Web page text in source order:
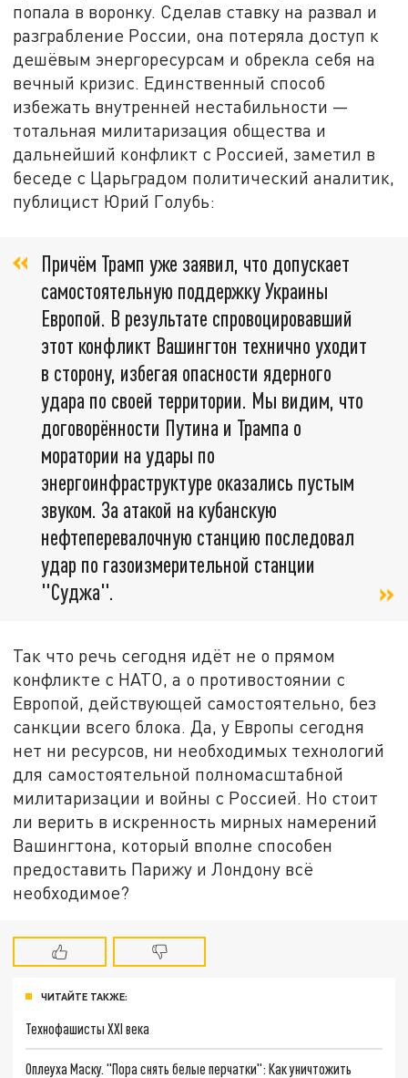
попала в воронку. Сделав ставку на развал и
разграбление России, она потеряла доступ к
дешёвым энергоресурсам и обрекла себя на
вечный кризис. Единственный способ
избежать внутренней нестабильности —
тотальная милитаризация общества и
дальнейший конфликт с Россией, заметил в
беседе с Царьградом политический аналитик,
публицист Юрий Голубь:
Причём Трамп уже заявил, что допускает
самостоятельную поддержку Украины
Европой. В результате спровоцировавший
этот конфликт Вашингтон технично уходит
в сторону, избегая опасности ядерного
удара по своей территории. Мы видим, что
договорённости Путина и Трампа о
моратории на удары по
энергоинфраструктуре оказались пустым
звуком. За атакой на кубанскую
нефтеперевалочную станцию последовал
удар по газоизмерительной станции
"Суджа".
Так что речь сегодня идёт не о прямом
конфликте с НАТО, а о противостоянии с
Европой, действующей самостоятельно, без
санкции всего блока. Да, у Европы сегодня
нет ни ресурсов, ни необходимых технологий
для самостоятельной полномасштабной
милитаризации и войны с Россией. Но стоит
ли верить в искренность мирных намерений
Вашингтона, который вполне способен
предоставить Парижу и Лондону всё
необходимое?
ЧИТАЙТЕ ТАКЖЕ:
Технофашисты XXI века
Оплеуха Маску. "Пора снять белые перчатки": Как уничтожить